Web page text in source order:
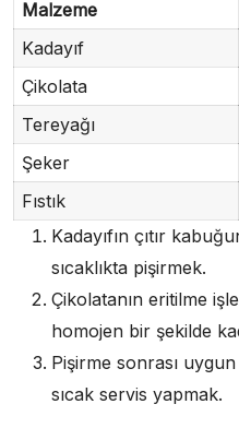
Malzeme
Kadayıf
Çikolata
Tereyağı
Şeker
Fıstık
Kadayıfın çıtır
sıcaklıkta pişirmek.
Çikolatanın eritilme
homojen bir şekilde
Pişirme sonrası
sıcak servis yapmak.